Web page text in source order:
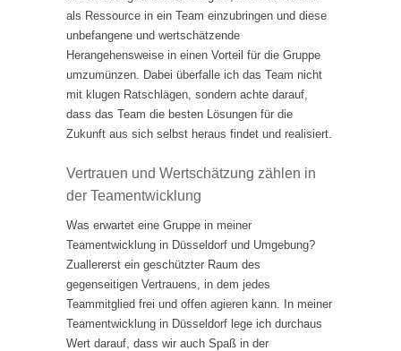
als Ressource in ein Team einzubringen und diese
unbefangene und wertschätzende
Herangehensweise in einen Vorteil für die Gruppe
umzumünzen. Dabei überfalle ich das Team nicht
mit klugen Ratschlägen, sondern achte darauf,
dass das Team die besten Lösungen für die
Zukunft aus sich selbst heraus findet und realisiert.
Vertrauen und Wertschätzung zählen in
der Teamentwicklung
Was erwartet eine Gruppe in meiner
Teamentwicklung in Düsseldorf und Umgebung?
Zuallererst ein geschützter Raum des
gegenseitigen Vertrauens, in dem jedes
Teammitglied frei und offen agieren kann. In meiner
Teamentwicklung in Düsseldorf lege ich durchaus
Wert darauf, dass wir auch Spaß in der